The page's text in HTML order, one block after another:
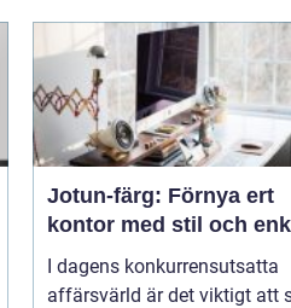
Jotun-färg: Förnya ert
kontor med stil och
I dagens konkurrensutsatta
affärsvärld är det viktigt att